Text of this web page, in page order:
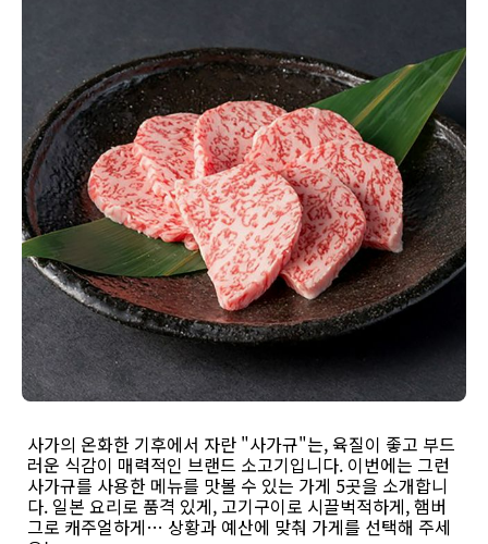
사가의 온화한 기후에서 자란 "사가규"는, 육질이 좋고 부드
러운 식감이 매력적인 브랜드 소고기입니다. 이번에는 그런
사가규를 사용한 메뉴를 맛볼 수 있는 가게 5곳을 소개합니
다. 일본 요리로 품격 있게, 고기구이로 시끌벅적하게, 햄버
그로 캐주얼하게… 상황과 예산에 맞춰 가게를 선택해 주세